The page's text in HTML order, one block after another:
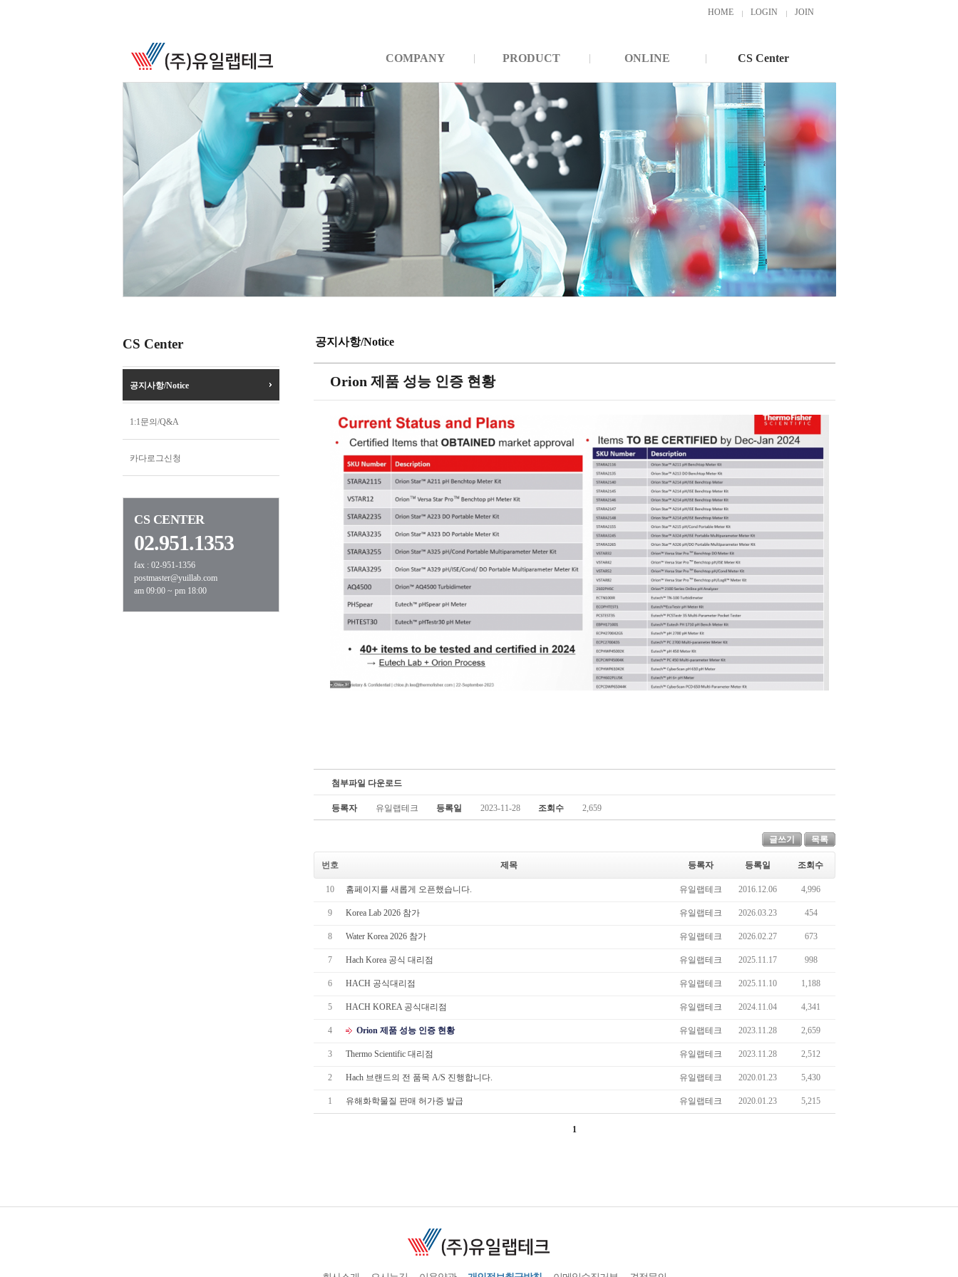
HOME LOGIN JOIN
COMPANY PRODUCT ONLINE CS Center
CS Center
공지사항/Notice
1:1문의/Q&A
카다로그신청
CS CENTER
02.951.1353
fax : 02-951-1356
postmaster@yuillab.com
am 09:00 ~ pm 18:00
공지사항/Notice
Orion 제품 성능 인증 현황
첨부파일 다운로드
등록자 유일랩테크 등록일 2023-11-28 조회수 2,659
글쓰기 목록
번호 제목 등록자 등록일 조회수
10 홈페이지를 새롭게 오픈했습니다. 유일랩테크 2016.12.06 4,996
9 Korea Lab 2026 참가 유일랩테크 2026.03.23 454
8 Water Korea 2026 참가 유일랩테크 2026.02.27 673
7 Hach Korea 공식 대리점 유일랩테크 2025.11.17 998
6 HACH 공식대리점 유일랩테크 2025.11.10 1,188
5 HACH KOREA 공식대리점 유일랩테크 2024.11.04 4,341
4 Orion 제품 성능 인증 현황 유일랩테크 2023.11.28 2,659
3 Thermo Scientific 대리점 유일랩테크 2023.11.28 2,512
2 Hach 브랜드의 전 품목 A/S 진행합니다. 유일랩테크 2020.01.23 5,430
1 유해화학물질 판매 허가증 발급 유일랩테크 2020.01.23 5,215
1